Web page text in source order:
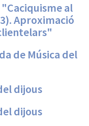
al
Aproximació
de Música del
dijous
dijous